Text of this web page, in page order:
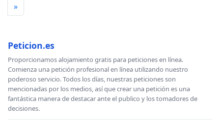
»
Peticion.es
Proporcionamos alojamiento gratis para peticiones en línea.
Comienza una petición profesional en línea utilizando nuestro
poderoso servicio. Todos los días, nuestras peticiones son
mencionadas por los medios, así que crear una petición es una
fantástica manera de destacar ante el publico y los tomadores de
decisiones.